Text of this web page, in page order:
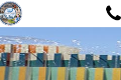
תל אביב
תיור
האתר המרכזי